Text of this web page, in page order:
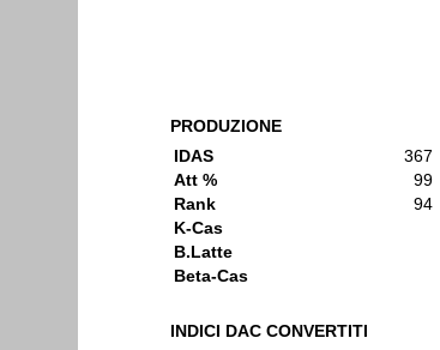
PRODUZIONE
IDAS
367
Att %
99
Rank
94
K-Cas
B.Latte
Beta-Cas
INDICI DAC CONVERTITI